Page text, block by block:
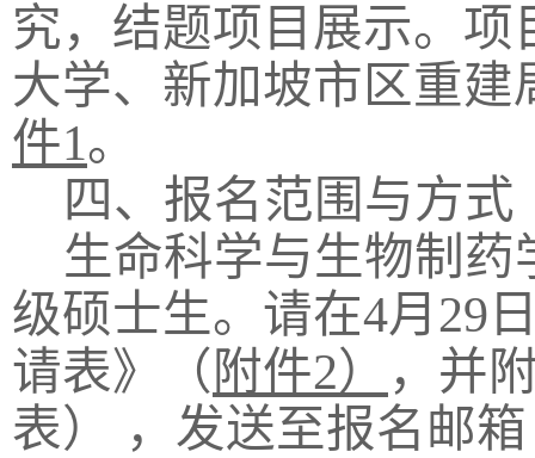
究，结题项目展示。
大学、新加坡市区重
件1。
四、报名范围与方式
生命科学与生物制
级硕士生。 请在4月 29
请表》（ 附件2）
，并
表） ，发送至报名邮